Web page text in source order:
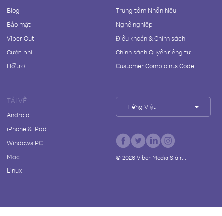
Blog
Bảo mật
Viber Out
Cước phí
Hỗ trợ
Trung tâm Nhãn hiệu
Nghề nghiệp
Điều khoản & Chính sách
Chính sách Quyền riêng tư
Customer Complaints Code
TẢI VỀ
Android
iPhone & iPad
Windows PC
Mac
Linux
Tiếng Việt
© 2026Viber Media S.à r.l.